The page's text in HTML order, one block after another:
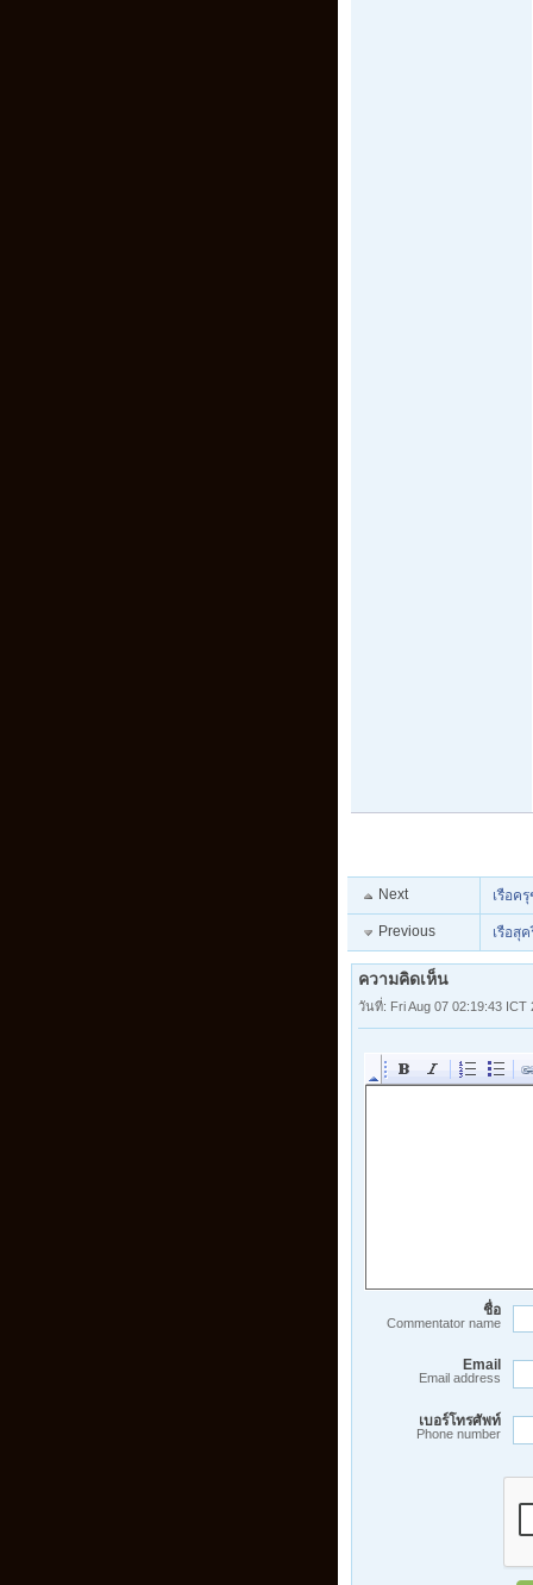
Next เรือค
Previous เรือสุ
ความคิดเห็น
วันที่: Fri Aug 07 02:19:43 ICT
ชื่อ
Commentator name
Email
Email address
เบอร์โทรศัพท์
Phone number